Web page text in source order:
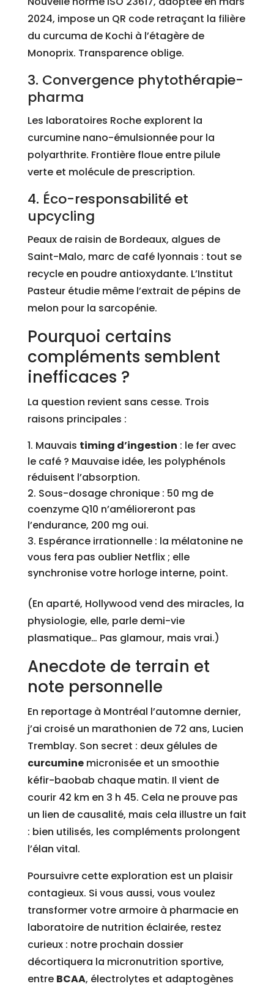
2024, impose un QR code retraçant la filière
du curcuma de Kochi à l’étagère de
Monoprix. Transparence oblige.
3. Convergence phytothérapie-
pharma
Les laboratoires Roche explorent la
curcumine nano-émulsionnée pour la
polyarthrite. Frontière floue entre pilule
verte et molécule de prescription.
4. Éco-responsabilité et
upcycling
Peaux de raisin de Bordeaux, algues de
Saint-Malo, marc de café lyonnais : tout se
recycle en poudre antioxydante. L’Institut
Pasteur étudie même l’extrait de pépins de
melon pour la sarcopénie.
Pourquoi certains
compléments semblent
inefficaces ?
La question revient sans cesse. Trois
raisons principales :
Mauvais timing d’ingestion : le fer avec
le café ? Mauvaise idée, les polyphénols
réduisent l’absorption.
Sous-dosage chronique : 50 mg de
coenzyme Q10 n’amélioreront pas
l’endurance, 200 mg oui.
Espérance irrationnelle : la mélatonine ne
vous fera pas oublier Netflix ; elle
synchronise votre horloge interne, point.
(En aparté, Hollywood vend des miracles, la
physiologie, elle, parle demi-vie
plasmatique… Pas glamour, mais vrai.)
Anecdote de terrain et
note personnelle
En reportage à Montréal l’automne dernier,
j’ai croisé un marathonien de 72 ans, Lucien
Tremblay. Son secret : deux gélules de
curcuminemicronisée et un smoothie
kéfir-baobab chaque matin. Il vient de
courir 42 km en 3 h 45. Cela ne prouve pas
un lien de causalité, mais cela illustre un fait
: bien utilisés, les compléments prolongent
l’élan vital.
Poursuivre cette exploration est un plaisir
contagieux. Si vous aussi, vous voulez
transformer votre armoire à pharmacie en
laboratoire de nutrition éclairée, restez
curieux : notre prochain dossier
décortiquera la micronutrition sportive,
entre BCAA, électrolytes et adaptogènes